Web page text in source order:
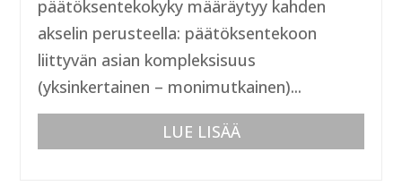
päätöksentekokyky määräytyy kahden
akselin perusteella: päätöksentekoon
liittyvän asian kompleksisuus
(yksinkertainen – monimutkainen)...
LUE LISÄÄ